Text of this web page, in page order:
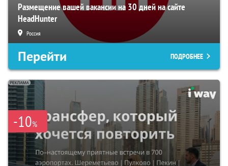
Размещение вашей вакансии на 30 дней на сайте
HeadHunter
Россия
Перейти ПОДРОБНЕЕ
-10%